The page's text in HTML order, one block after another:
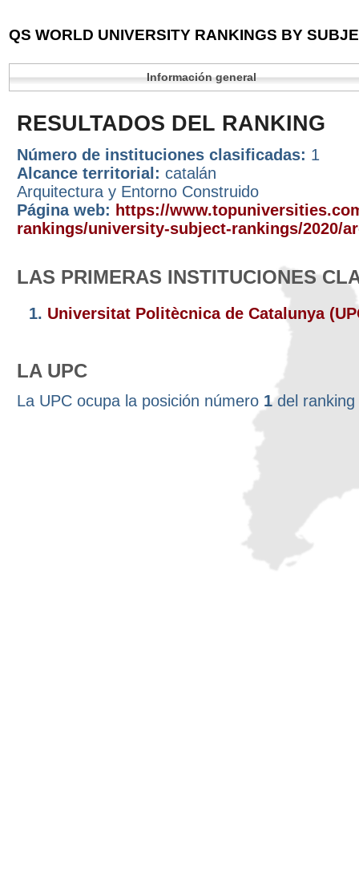
QS WORLD UNIVERSITY RANKINGS BY
Información general
RESULTADOS DEL RANKING
Número de instituciones clasificadas: 1
Alcance territorial: catalán
Arquitectura y Entorno Construido
Página web: https://
rankings/university-subject-rankings/2020/
LAS PRIMERAS INSTITUCIONES
1. Universitat Politècnica de Catalunya
LA UPC
La UPC ocupa la posición número 1del ranking